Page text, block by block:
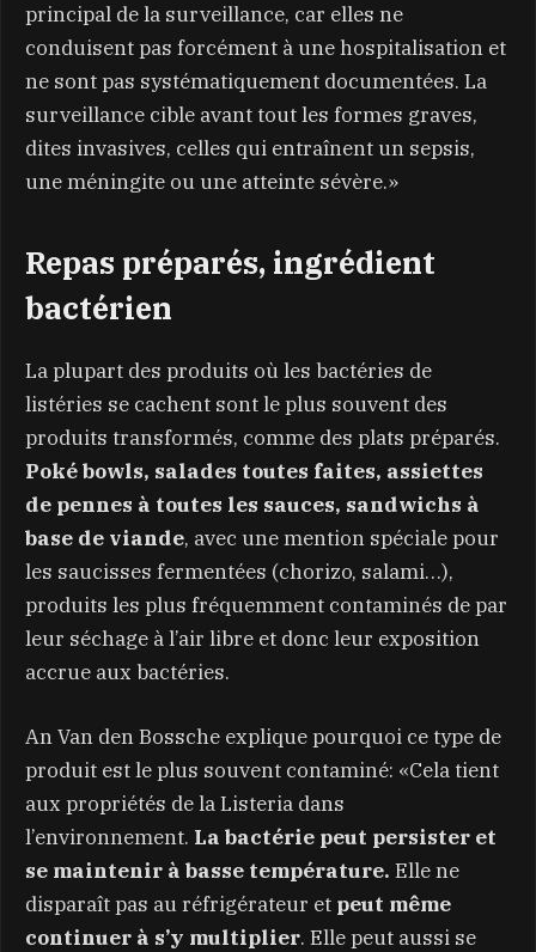
principal de la surveillance, car elles ne
conduisent pas forcément à une hospitalisation et
ne sont pas systématiquement documentées. La
surveillance cible avant tout les formes graves,
dites invasives, celles qui entraînent un sepsis,
une méningite ou une atteinte sévère.»
Repas préparés, ingrédient
bactérien
La plupart des produits où les bactéries de
listéries se cachent sont le plus souvent des
produits transformés, comme des plats préparés.
Poké bowls, salades toutes faites, assiettes
de pennes à toutes les sauces, sandwichs à
base de viande, avec une mention spéciale pour
les saucisses fermentées (chorizo, salami…),
produits les plus fréquemment contaminés de par
leur séchage à l’air libre et donc leur exposition
accrue aux bactéries.
An Van den Bossche explique pourquoi ce type de
produit est le plus souvent contaminé: «Cela tient
aux propriétés de la Listeria dans
l’environnement. La bactérie peut persister et
se maintenir à basse température. Elle ne
disparaît pas au réfrigérateur et peut même
continuer à s’y multiplier. Elle peut aussi se